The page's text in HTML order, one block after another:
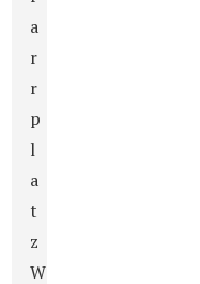
a
r
r
p
l
a
t
z
W